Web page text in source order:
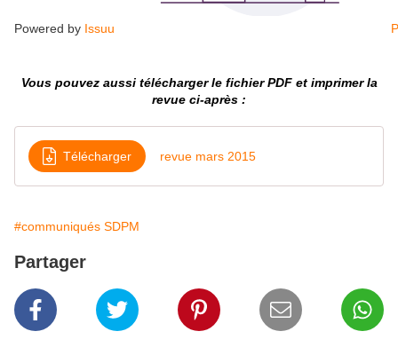
Powered by Issuu
Vous pouvez aussi télécharger le fichier PDF et imprimer la
revue ci-après :
Télécharger revue mars 2015
#communiqués SDPM
Partager